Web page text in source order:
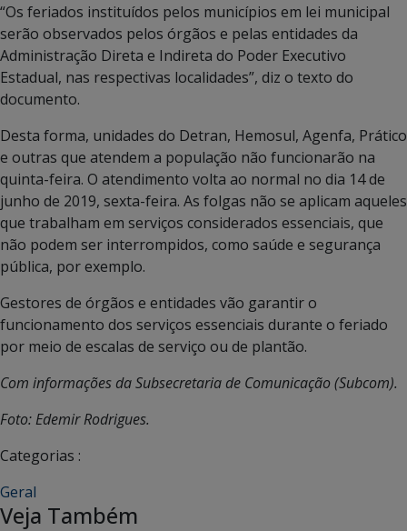
“Os feriados instituídos pelos municípios em lei municipal
serão observados pelos órgãos e pelas entidades da
Administração Direta e Indireta do Poder Executivo
Estadual, nas respectivas localidades”, diz o texto do
documento.
Desta forma, unidades do Detran, Hemosul, Agenfa, Prático
e outras que atendem a população não funcionarão na
quinta-feira. O atendimento volta ao normal no dia 14 de
junho de 2019, sexta-feira. As folgas não se aplicam aqueles
que trabalham em serviços considerados essenciais, que
não podem ser interrompidos, como saúde e segurança
pública, por exemplo.
Gestores de órgãos e entidades vão garantir o
funcionamento dos serviços essenciais durante o feriado
por meio de escalas de serviço ou de plantão.
Com informações da Subsecretaria de Comunicação (Subcom).
Foto: Edemir Rodrigues.
Categorias :
Geral
Veja Também